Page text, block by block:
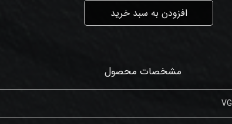
افزودن به سبد خرید
مشخصات محصول
VG